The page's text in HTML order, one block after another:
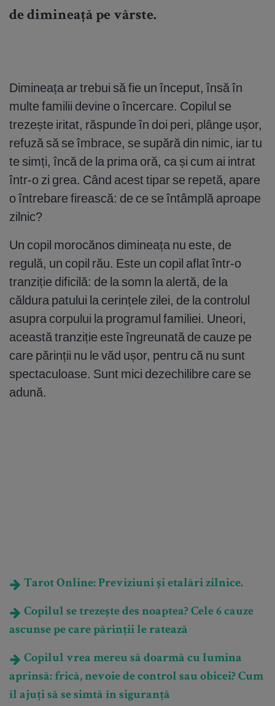
de dimineață pe vârste.
Dimineața ar trebui să fie un început, însă în
multe familii devine o încercare. Copilul se
trezește iritat, răspunde în doi peri, plânge ușor,
refuză să se îmbrace, se supără din nimic, iar tu
te simți, încă de la prima oră, ca și cum ai intrat
într-o zi grea. Când acest tipar se repetă, apare
o întrebare firească: de ce se întâmplă aproape
zilnic?
Un copil morocănos dimineața nu este, de
regulă, un copil rău. Este un copil aflat într-o
tranziție dificilă: de la somn la alertă, de la
căldura patului la cerințele zilei, de la controlul
asupra corpului la programul familiei. Uneori,
această tranziție este îngreunată de cauze pe
care părinții nu le văd ușor, pentru că nu sunt
spectaculoase. Sunt mici dezechilibre care se
adună.
Tarot Online: Previziuni și etalări zilnice.
Copilul se trezește des noaptea? Cele 6 cauze
ascunse pe care părinții le ratează
Copilul vrea mereu să doarmă cu lumina
aprinsă: frică, nevoie de control sau obicei? Cum
îl ajuți să se simtă în siguranță